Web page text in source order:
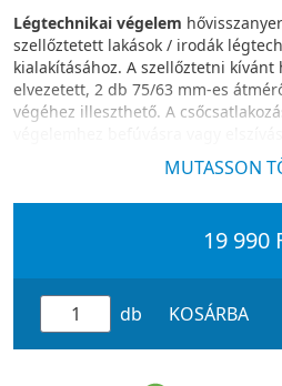
Légtechnikai végelem
szellőztetett lakások / irodák
kialakításához. A szellőztetni kívánt
elvezetett, 2 db 75/63 mm-es
végéhez illeszthető. A
(125 mm-es csatlakozással), vagy
Aerauliqa design végelemMUTASSON
19 990
db KOSÁRBA